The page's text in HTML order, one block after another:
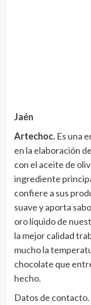
Jaén
Artechoc.Es una
en la elaboración
con el aceite de
ingrediente
confiere a sus
suave y aporta
oro líquido de
la mejor calidad
mucho la
chocolate que
hecho.
Datos de contacto.